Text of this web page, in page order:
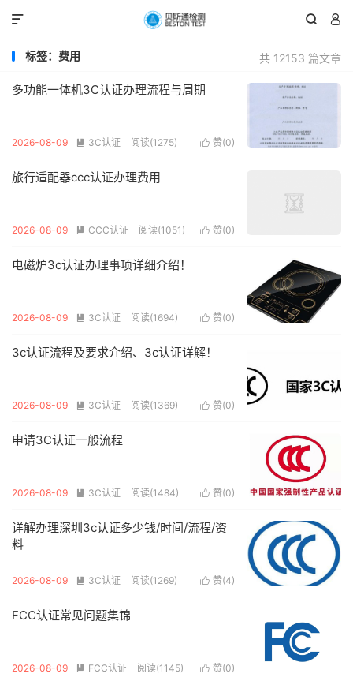
 

共 12153 篇文章
标签：费用
多功能一体机3C认证办理流程与周期
 赞(0)
2026-08-09  3C认证 阅读(1275)
旅行适配器ccc认证办理费用
 赞(0)
2026-08-09  CCC认证 阅读(1051)
电磁炉3c认证办理事项详细介绍！
 赞(0)
2026-08-09  3C认证 阅读(1694)
3c认证流程及要求介绍、3c认证详解！
 赞(0)
2026-08-09  3C认证 阅读(1369)
申请3C认证一般流程
 赞(0)
2026-08-09  3C认证 阅读(1484)
详解办理深圳3c认证多少钱/时间/流程/资
料
 赞(4)
2026-08-09  3C认证 阅读(1269)
FCC认证常见问题集锦
 赞(0)
2026-08-09  FCC认证 阅读(1145)